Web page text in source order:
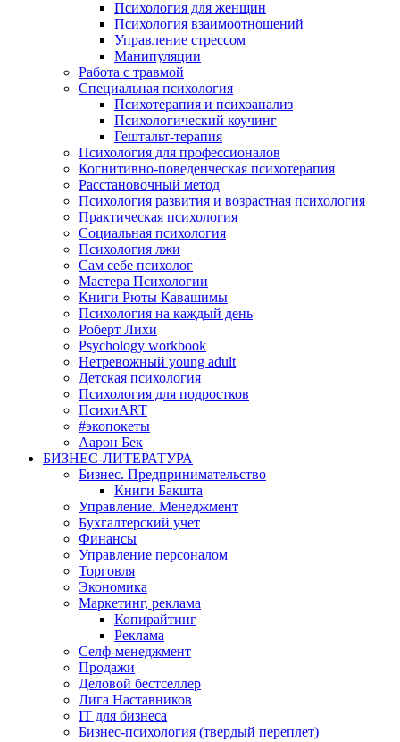
Психология для женщин
Психология взаимоотношений
Управление стрессом
Манипуляции
Работа с травмой
Специальная психология
Психотерапия и психоанализ
Психологический коучинг
Гештальт-терапия
Психология для профессионалов
Когнитивно-поведенческая психотерапия
Расстановочный метод
Психология развития и возрастная психология
Практическая психология
Социальная психология
Психология лжи
Сам себе психолог
Мастера Психологии
Книги Рюты Кавашимы
Психология на каждый день
Роберт Лихи
Psychology workbook
Нетревожный young adult
Детская психология
Психология для подростков
ПсихиART
#экопокеты
Аарон Бек
БИЗНЕС-ЛИТЕРАТУРА
Бизнес. Предпринимательство
Книги Бакшта
Управление. Менеджмент
Бухгалтерский учет
Финансы
Управление персоналом
Торговля
Экономика
Маркетинг, реклама
Копирайтинг
Реклама
Селф-менеджмент
Продажи
Деловой бестселлер
Лига Наставников
IT для бизнеса
Бизнес-психология (твердый переплет)